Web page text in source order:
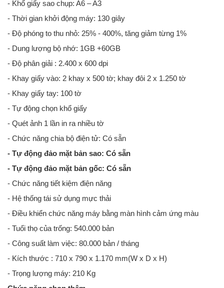
- Khổ giấy sao chụp: A6 – A3
- Thời gian khởi động máy: 130 giây
- Độ phóng to thu nhỏ: 25% - 400%, tăng giảm từng 1%
- Dung lượng bộ nhớ: 1GB +60GB
- Độ phân giải : 2.400 x 600 dpi
- Khay giấy vào: 2 khay x 500 tờ; khay đôi 2 x 1.250 tờ
- Khay giấy tay: 100 tờ
- Tự động chọn khổ giấy
- Quét ảnh 1 lần in ra nhiều tờ
- Chức năng chia bộ điện tử: Có sẵn
- Tự động đảo mặt bản sao: Có sẵn
- Tự động đảo mặt bản gốc: Có sẵn
- Chức năng tiết kiệm điện năng
- Hệ thống tái sử dụng mực thải
- Điều khiển chức năng máy bằng màn hình cảm ứng màu
- Tuổi thọ của trống: 540.000 bản
- Công suất làm việc: 80.000 bản / tháng
- Kích thước : 710 x 790 x 1.170 mm(W x D x H)
- Trọng lượng máy: 210 Kg